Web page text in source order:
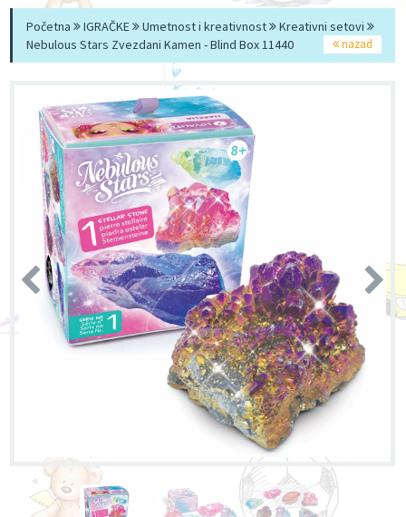
Početna IGRAČKE Umetnost i kreativnost
Kreativni setovi
Nebulous Stars Zvezdani Kamen - Blind Box 11440
nazad